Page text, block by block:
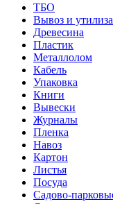
ТБО
Вывоз и
Древесина
Пластик
Металлолом
Кабель
Упаковка
Книги
Вывески
Журналы
Пленка
Навоз
Картон
Листья
Посуда
Садово-